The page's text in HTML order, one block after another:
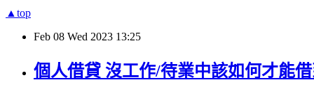
▲top
Feb 08 Wed 2023 13:25
個人借貸 沒工作/待業中該如何才能